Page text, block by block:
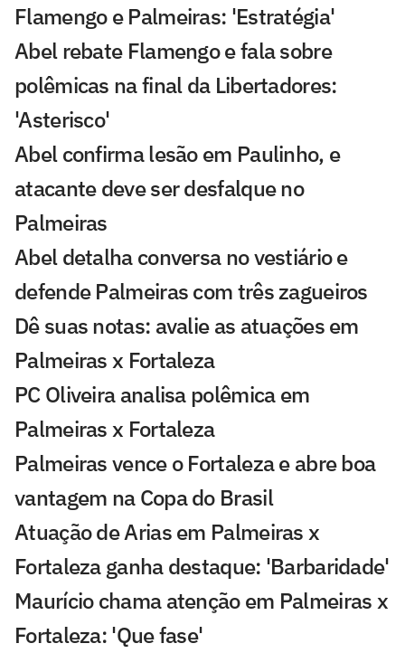
Flamengo e Palmeiras: 'Estratégia'
Abel rebate Flamengo e fala sobre
polêmicas na final da Libertadores:
'Asterisco'
Abel confirma lesão em Paulinho, e
atacante deve ser desfalque no
Palmeiras
Abel detalha conversa no vestiário e
defende Palmeiras com três zagueiros
Dê suas notas: avalie as atuações em
Palmeiras x Fortaleza
PC Oliveira analisa polêmica em
Palmeiras x Fortaleza
Palmeiras vence o Fortaleza e abre boa
vantagem na Copa do Brasil
Atuação de Arias em Palmeiras x
Fortaleza ganha destaque: 'Barbaridade'
Maurício chama atenção em Palmeiras x
Fortaleza: 'Que fase'